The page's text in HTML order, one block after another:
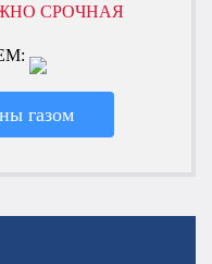
СРОЧНАЯ
газом